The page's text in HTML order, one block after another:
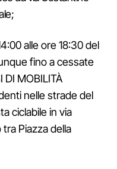
alle ore 18:30 del
fino a cessate
DI MOBILITÀ
nelle strade del
ciclabile in via
Piazza della